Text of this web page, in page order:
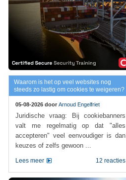
Waarom is het op veel websites nog
steeds zo lastig om cookies te weigeren?
05-08-2026 door Arnoud Engelfriet
Juridische vraag: Bij cookiebanners
valt me regelmatig op dat "alles
accepteren" veel eenvoudiger is dan
keuzes of zelfs gewoon ...
12 reacties
Lees meer